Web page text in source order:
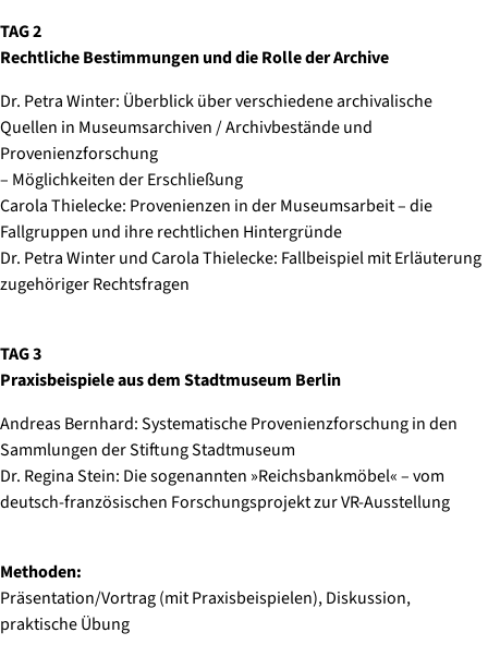
TAG 2
Rechtliche Bestimmungen und die Rolle der Archive
Dr. Petra Winter: Überblick über verschiedene archivalische
Quellen in Museumsarchiven / Archivbestände und
Provenienzforschung
– Möglichkeiten der Erschließung
Carola Thielecke: Provenienzen in der Museumsarbeit – die
Fallgruppen und ihre rechtlichen Hintergründe
Dr. Petra Winter und Carola Thielecke: Fallbeispiel mit Erläuterung
zugehöriger Rechtsfragen
TAG 3
Praxisbeispiele aus dem Stadtmuseum Berlin
Andreas Bernhard: Systematische Provenienzforschung in den
Sammlungen der Stiftung Stadtmuseum
Dr. Regina Stein: Die sogenannten »Reichsbankmöbel« – vom
deutsch-französischen Forschungsprojekt zur VR-Ausstellung
Methoden:
Präsentation/Vortrag (mit Praxisbeispielen), Diskussion,
praktische Übung